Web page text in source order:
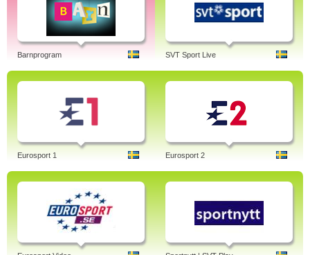
Barnprogram SVT Sport Live
Eurosport 1 Eurosport 2